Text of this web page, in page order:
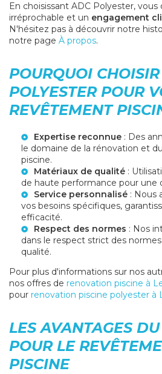
En choisissant ADC Polyester,
irréprochable et un engagement
N'hésitez pas à découvrir notre
notre page À propos.
POURQUOI
POLYESTER POUR
REVÊTEMENT
Expertise reconnue : Des
le domaine de la rénovation et
piscine.
Matériaux de qualité :
de haute performance pour une
Service personnalisé : Nous
vos besoins spécifiques,
efficacité.
Respect des normes : Nos
dans le respect strict des
qualité.
Pour plus d'informations sur nos
nos offres de renovation piscine à
pour renovation piscine polyester à
LES AVANTAGES
POUR LE
PISCINE